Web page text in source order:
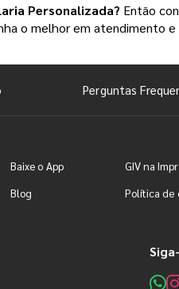
Personalizada? Então
o melhor em atendimento
Perguntas
Baixe o App GIV na
Blog Política de